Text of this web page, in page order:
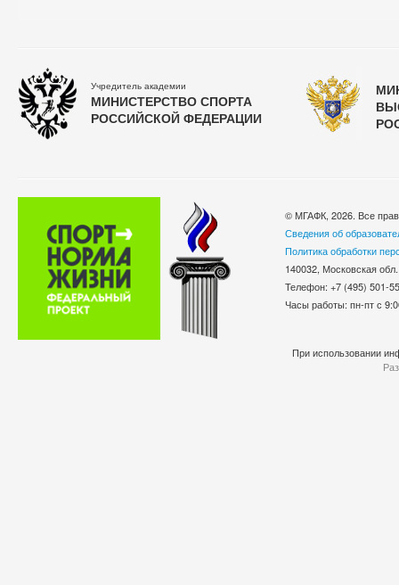
Учредитель академии
МИНИСТЕРСТВО СПОРТА
РОССИЙСКОЙ ФЕДЕРАЦИИ
© МГАФК, 2026. Все
Сведения об
Политика обработки
140032, Московская
Телефон: +7 (495)
Часы работы: пн-пт с
При использовании